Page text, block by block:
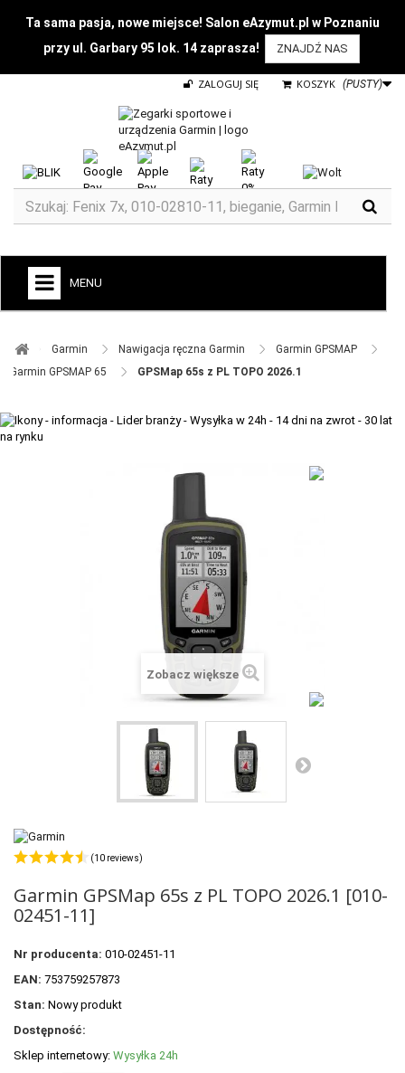
Ta sama pasja, nowe miejsce! Salon eAzymut.pl w Poznaniu
przy ul. Garbary 95 lok. 14 zaprasza!
ZNAJDŹ NAS
KOSZYK (PUSTY)
ZALOGUJ SIĘ
MENU
TACX
OBAKU DENMARK ZEGARKI
PROMOCJE
+
OUTLET
Garmin ​ Nawigacja ręczna Garmin ​
Garmin GPSMAP ​
Garmin GPSMAP 65 ​
GPSMap 65s z PL TOPO 2026.1
Zobacz większe
(10 reviews)
Garmin GPSMap 65s z PL TOPO 2026.1 [010-
02451-11]
Nr producenta: 010-02451-11
EAN: 753759257873
Stan: Nowy produkt
Dostępność:
Sklep internetowy: Wysyłka 24h